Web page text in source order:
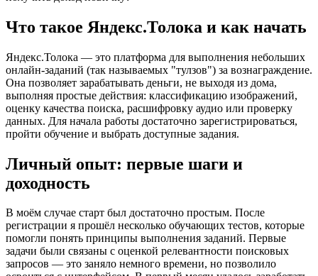
Что такое Яндекс.Толока и как начать
Яндекс.Толока — это платформа для выполнения небольших
онлайн-заданий (так называемых "тулзов") за вознаграждение.
Она позволяет зарабатывать деньги, не выходя из дома,
выполняя простые действия: классификацию изображений,
оценку качества поиска, расшифровку аудио или проверку
данных. Для начала работы достаточно зарегистрироваться,
пройти обучение и выбрать доступные задания.
Личный опыт: первые шаги и
доходность
В моём случае старт был достаточно простым. После
регистрации я прошёл несколько обучающих тестов, которые
помогли понять принципы выполнения заданий. Первые
задачи были связаны с оценкой релевантности поисковых
запросов — это заняло немного времени, но позволило